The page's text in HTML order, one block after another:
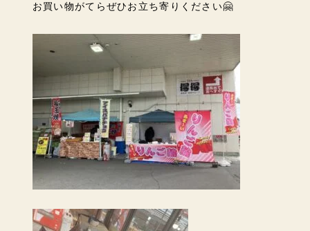
お買い物がてらぜひお立ち寄りください🤗